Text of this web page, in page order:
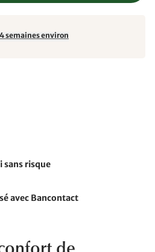
semaines environ
sans risque
avec Bancontact